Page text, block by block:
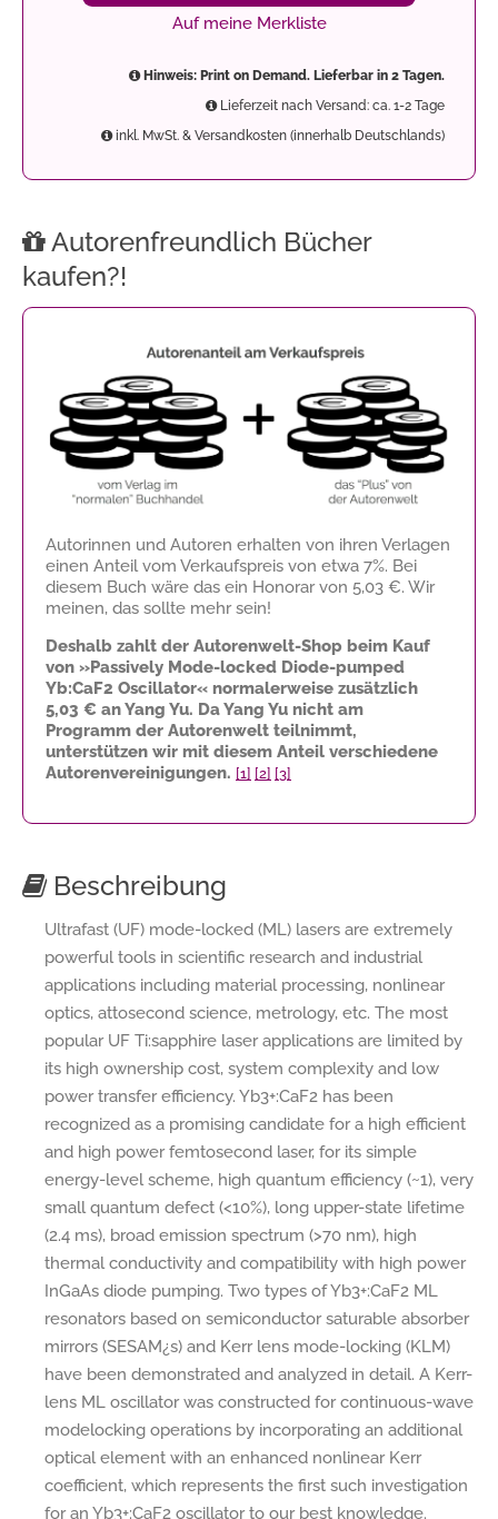
Auf meine Merkliste
Hinweis: Print on Demand. Lieferbar in 2 Tagen.
Lieferzeit nach Versand: ca. 1-2 Tage
inkl. MwSt. & Versandkosten (innerhalb Deutschlands)
Autorenfreundlich Bücher
kaufen?!
Autorinnen und Autoren erhalten von ihren Verlagen
einen Anteil vom Verkaufspreis von etwa 7%. Bei
diesem Buch wäre das ein Honorar von 5,03 €. Wir
meinen, das sollte mehr sein!
Deshalb zahlt der Autorenwelt-Shop beim Kauf
von »Passively Mode-locked Diode-pumped
Yb:CaF2 Oscillator« normalerweise zusätzlich
5,03 € an Yang Yu. Da Yang Yu nicht am
Programm der Autorenwelt teilnimmt,
unterstützen wir mit diesem Anteil verschiedene
Autorenvereinigungen. [1] [2] [3]
Beschreibung
Ultrafast (UF) mode-locked (ML) lasers are extremely
powerful tools in scientific research and industrial
applications including material processing, nonlinear
optics, attosecond science, metrology, etc. The most
popular UF Ti:sapphire laser applications are limited by
its high ownership cost, system complexity and low
power transfer efficiency. Yb3+:CaF2 has been
recognized as a promising candidate for a high efficient
and high power femtosecond laser, for its simple
energy-level scheme, high quantum efficiency (~1), very
small quantum defect (<10%), long upper-state lifetime
(2.4 ms), broad emission spectrum (>70 nm), high
thermal conductivity and compatibility with high power
InGaAs diode pumping. Two types of Yb3+:CaF2 ML
resonators based on semiconductor saturable absorber
mirrors (SESAM¿s) and Kerr lens mode-locking (KLM)
have been demonstrated and analyzed in detail. A Kerr-
lens ML oscillator was constructed for continuous-wave
modelocking operations by incorporating an additional
optical element with an enhanced nonlinear Kerr
coefficient, which represents the first such investigation
for an Yb3+:CaF2 oscillator to our best knowledge.